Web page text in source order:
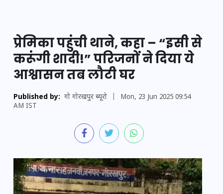
प्रेमिका पहुंची थाने, कहा – “इसी से
करूंगी शादी!” परिजनों ने दिया ये
आश्वासन तब लौटी घर
Published by: गो गोरखपुर ब्यूरो
Mon, 23 Jun 2025 09:54
AM IST